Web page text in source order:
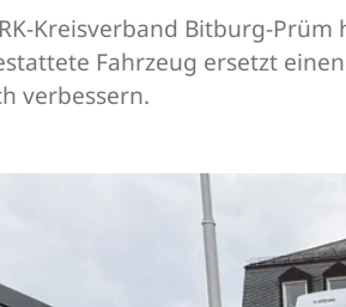
Kreisverband Bitburg-
Fahrzeug ersetzt
verbessern.